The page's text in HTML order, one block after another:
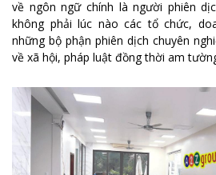
về ngôn ngữ chính là người phiên
không phải lúc nào các tổ chức,
những bộ phận phiên dịch chuyên
về xã hội, pháp luật đồng thời am